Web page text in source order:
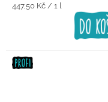
Měrná
447,50 Kč / 1 l